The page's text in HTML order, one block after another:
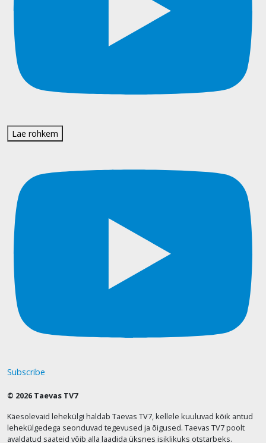
Lae rohkem
Subscribe
© 2026 Taevas TV7
Käesolevaid lehekülgi haldab Taevas TV7, kellele kuuluvad kõik antud
lehekülgedega seonduvad tegevused ja õigused. Taevas TV7 poolt
avaldatud saateid võib alla laadida üksnes isiklikuks otstarbeks.